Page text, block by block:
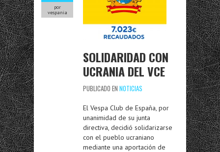
por
vespania
SOLIDARIDAD CON
UCRANIA DEL VCE
PUBLICADO EN NOTICIAS
El Vespa Club de España, por
unanimidad de su junta
directiva, decidió solidarizarse
con el pueblo ucraniano
mediante una aportación de